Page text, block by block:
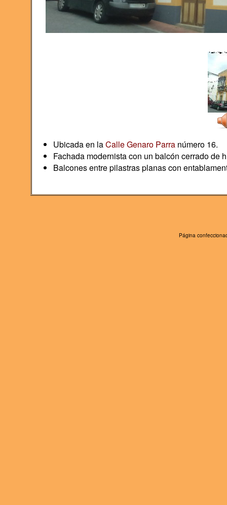
Ubicada en laCalle Genaro Parranúmero 16.
Fachada modernista con un balcón cerrado de
Balcones entre pilastras planas con
Página